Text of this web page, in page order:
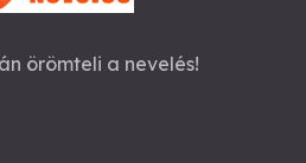
örömteli a nevelés!